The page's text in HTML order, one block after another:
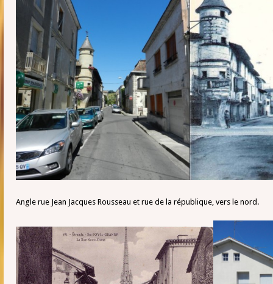
Angle rue Jean Jacques Rousseau et rue de la république, vers le nord.